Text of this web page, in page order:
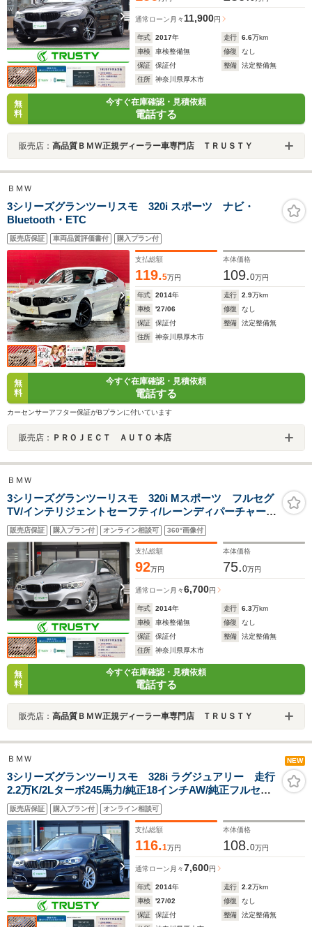
通常ローン 月々 11,900円
年式 2017年 走行 6.6万km
車検
車検整備無 修復
なし
保証
保証付 整備
法定整備無
住所
神奈川県厚木市
無
料
今すぐ在庫確認・見積依頼
電話する
販売店： 高品質ＢＭＷ正規ディーラー車専門店 ＴＲＵＳＴＹ
ＢＭＷ
3シリーズグランツーリスモ 320i スポーツ ナビ・
Bluetooth・ETC
販売店保証 車両品質評価書付 購入プラン付
支払総額
119.5万円
本体価格
109.0万円
年式 2014年 走行 2.9万km
車検
'27/06 修復
なし
保証
保証付 整備
法定整備無
住所
神奈川県厚木市
無
料
今すぐ在庫確認・見積依頼
電話する
カーセンサーアフター保証がBプランに付いています
販売店： ＰＲＯＪＥＣＴ ＡＵＴＯ 本店
ＢＭＷ
3シリーズグランツーリスモ 320i Mスポーツ フルセグ
TV/インテリジェントセーフティ/レーンディパーチャー/
クルーズコントロール/電動リアゲート/コンフォートアク
セス/HDDナビ/バックカメラ/キセノンヘッドライト/メモ
リーパワーシート/リアフィルム/禁煙車
販売店保証 購入プラン付 オンライン相談可 360°画像付
支払総額
92万円
本体価格
75.0万円
通常ローン 月々6,700円
年式 2014年 走行 6.3万km
車検
車検整備無 修復
なし
保証
保証付 整備
法定整備無
住所
神奈川県厚木市
無
料
今すぐ在庫確認・見積依頼
電話する
販売店： 高品質ＢＭＷ正規ディーラー車専門店 ＴＲＵＳＴＹ
ＢＭＷ NEW
3シリーズグランツーリスモ 328i ラグジュアリー 走行
2.2万K/2Lターボ245馬力/純正18インチAW/純正フルセグ
TV/アイボリーレザー/シートヒーター/電動リアゲート/コ
ンフォートアクセス/HDDナビ/バックカメラ/リアパーク
センサー/クルーズコントロール/禁煙車
販売店保証 購入プラン付 オンライン相談可
支払総額
116.1万円
本体価格
108.0万円
通常ローン 月々7,600円
年式 2014年 走行 2.2万km
車検
'27/02 修復
なし
保証
保証付 整備
法定整備無